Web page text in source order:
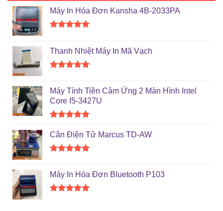
Máy In Hóa Đơn Kansha 4B-2033PA
5 sao
Thanh Nhiệt Máy In Mã Vạch
5 sao
Máy Tính Tiền Cảm Ứng 2 Màn Hình Intel
Core I5-3427U
hạng5.00
5 sao
Cân Điện Tử Marcus TD-AW
5 sao
Máy In Hóa Đơn Bluetooth P103